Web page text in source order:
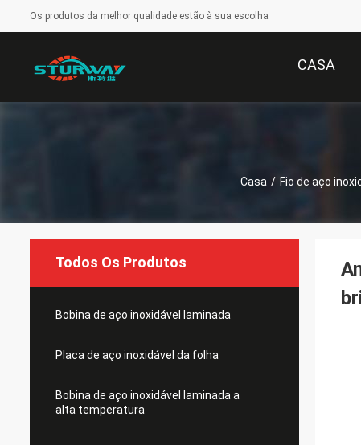
Os produtos da melhor qualidade estão à sua escolha
CASA
Casa / Fio de aço
Todos Os Produtos
Bobina de aço inoxidável laminada
Placa de aço inoxidável da folha
Bobina de aço inoxidável laminada a
alta temperatura